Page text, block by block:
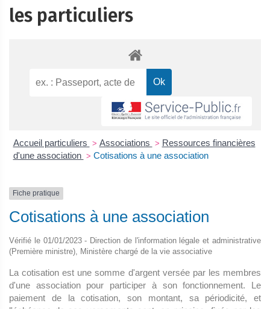
les particuliers
Accueil particuliers > Associations > Ressources financières
d'une association > Cotisations à une association
Fiche pratique
Cotisations à une association
Vérifié le 01/01/2023 - Direction de l'information légale et administrative
(Première ministre), Ministère chargé de la vie associative
La cotisation est une somme d'argent versée par les membres
d'une association pour participer à son fonctionnement. Le
paiement de la cotisation, son montant, sa périodicité, et